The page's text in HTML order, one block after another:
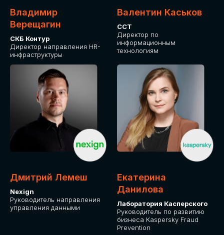
Владимир
Верещагин
СКБ Контур
Директор направления HR-
инфраструктуры
Валентин Каськов
ССТ
Директор по
информационным
технологиям
Дмитрий Лемеш
Nexign
Руководитель направления
управления данными
Екатерина
Данилова
Лаборатория Касперского
Руководитель по развитию
бизнеса Kaspersky Fraud
Prevention
ДЛЯ ОПЛАТЫ БИЛЕТОВ
Оплата через сервис Timepad
ПРИОБРЕСТИ БИЛЕТ